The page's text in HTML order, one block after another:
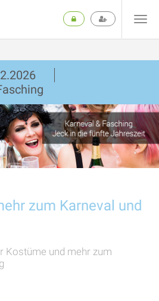
zum Karneval und
Kostüme und mehr zum